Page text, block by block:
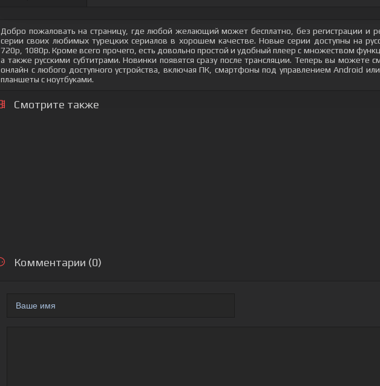
Добро пожаловать на страницу, где любой желающий может бесплатно, без регистрации и
серии своих любимых турецких сериалов в хорошем качестве. Новые серии доступны на
720p, 1080p. Кроме всего прочего, есть довольно простой и удобный плеер с множеством
а также русскими субтитрами. Новинки появятся сразу после трансляции. Теперь вы можете
онлайн с любого доступного устройства, включая ПК, смартфоны под управлением Android
планшеты с ноутбуками.
Смотрите также
Комментарии (0)